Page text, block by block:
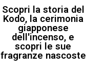
Scopri la storia del
Kodo, la cerimonia
giapponese
dell'incenso, e
scopri le sue
fragranze nascoste